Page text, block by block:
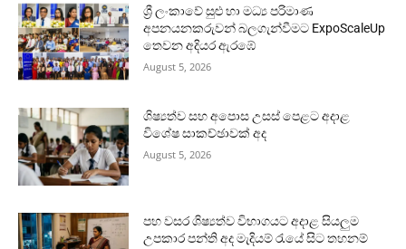
ශ්‍රී ලංකාවේ සුළු හා මධ්‍ය පරිමාණ
අපනයනකරුවන් බලගැන්වීමට ExpoScaleUp
තෙවන අදියර ඇරඹේ
August 5, 2026
ශිෂ්‍යත්ව සහ අපොස උසස් පෙළට අදාළ
විශේෂ සාකච්ඡාවක් අද
August 5, 2026
පහ වසර ශිෂ්‍යත්ව විභාගයට අදාළ සියලුම
උපකාර පන්ති අද මැදියම් රැයේ සිට තහනම්